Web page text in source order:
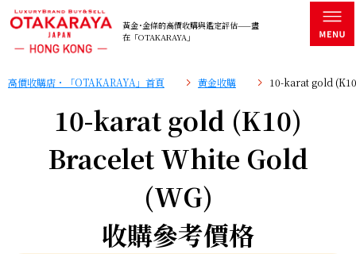
黃金･金條的高價收購與鑑定評估——盡
在「OTAKARAYA」
高價收購店・「OTAKARAYA」首頁 黄金收購 10-karat gold
10-karat gold (K10)
Bracelet White Gold
(WG)
收購參考價格